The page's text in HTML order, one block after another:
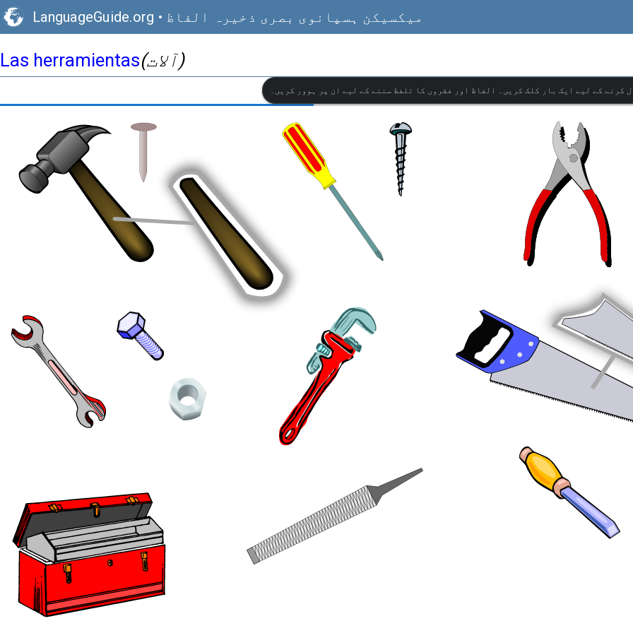
LanguageGuide.org • میکسیکن ہسپانوی بصری ذخیرہ الفاظ
Las herramientas (آلات)
کرنے کے لیے ایک بار کلک کریں۔ الفاظ اور فقروں کا تلفظ سننے کے لیے ان پر ہوور کریں۔